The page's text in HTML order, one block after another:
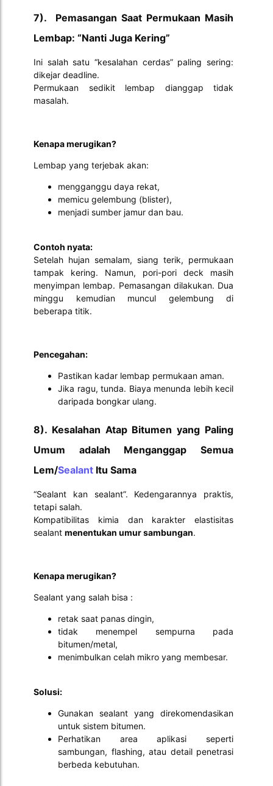
7). Pemasangan Saat Permukaan Masih
Lembap: “Nanti Juga Kering”
Ini salah satu “kesalahan cerdas” paling sering:
dikejar deadline.
Permukaan sedikit lembap dianggap tidak
masalah.
Kenapa merugikan?
Lembap yang terjebak akan:
mengganggu daya rekat,
memicu gelembung (blister),
menjadi sumber jamur dan bau.
Contoh nyata:
Setelah hujan semalam, siang terik, permukaan
tampak kering. Namun, pori-pori deck masih
menyimpan lembap. Pemasangan dilakukan. Dua
minggu kemudian muncul gelembung di
beberapa titik.
Pencegahan:
Pastikan kadar lembap permukaan aman.
Jika ragu, tunda. Biaya menunda lebih kecil
daripada bongkar ulang.
8). Kesalahan Atap Bitumen yang Paling
Umum adalah Menganggap Semua
Lem/Sealant Itu Sama
“Sealant kan sealant”. Kedengarannya praktis,
tetapi salah.
Kompatibilitas kimia dan karakter elastisitas
sealant menentukan umur sambungan.
Kenapa merugikan?
Sealant yang salah bisa :
retak saat panas dingin,
tidak menempel sempurna pada
bitumen/metal,
menimbulkan celah mikro yang membesar.
Solusi:
Gunakan sealant yang direkomendasikan
untuk sistem bitumen.
Perhatikan area aplikasi seperti
sambungan, flashing, atau detail penetrasi
berbeda kebutuhan.